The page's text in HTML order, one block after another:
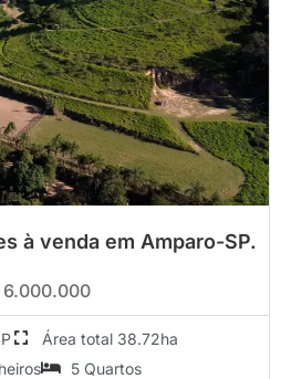
à venda em Amparo-SP.
6.000.000
Área total 38.72ha
5 Quartos